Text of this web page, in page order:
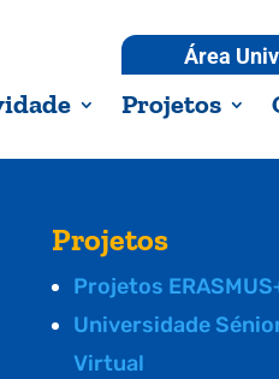
Área
Projetos
Projetos
Projetos
Universidade
Virtual